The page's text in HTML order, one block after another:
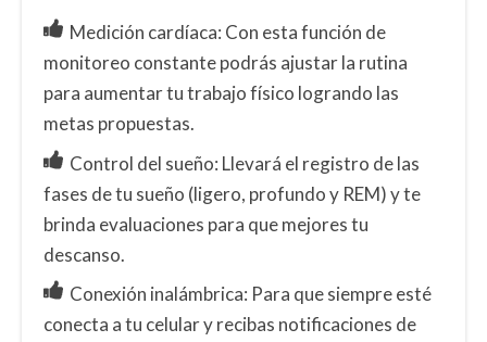
Medición cardíaca: Con esta función de
monitoreo constante podrás ajustar la rutina
para aumentar tu trabajo físico logrando las
metas propuestas.
Control del sueño: Llevará el registro de las
fases de tu sueño (ligero, profundo y REM) y te
brinda evaluaciones para que mejores tu
descanso.
Conexión inalámbrica: Para que siempre esté
conecta a tu celular y recibas notificaciones de